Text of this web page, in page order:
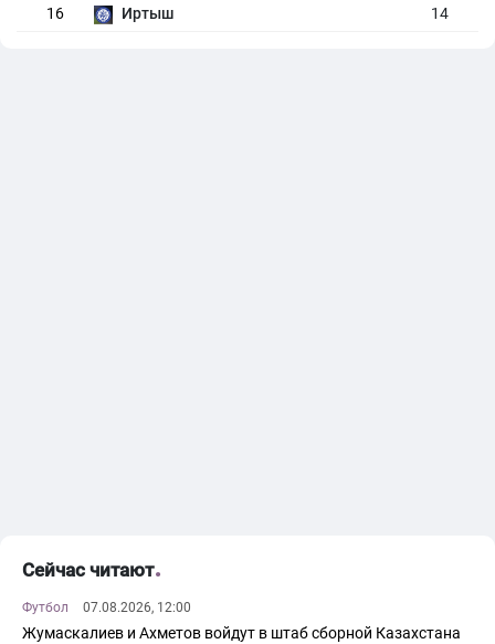
16
Иртыш 14
Сейчас читают
Футбол 07.08.2026, 12:00
Жумаскалиев и Ахметов войдут в штаб сборной Казахстана